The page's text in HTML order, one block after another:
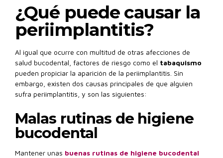
¿Qué puede causar la
periimplantitis?
Al igual que ocurre con multitud de otras afecciones de
salud bucodental, factores de riesgo como el tabaquismo
pueden propiciar la aparición de la periimplantitis. Sin
embargo, existen dos causas principales de que alguien
sufra periimplantitis, y son las siguientes:
Malas rutinas de higiene
bucodental
Mantener unas buenas rutinas de higiene bucodental